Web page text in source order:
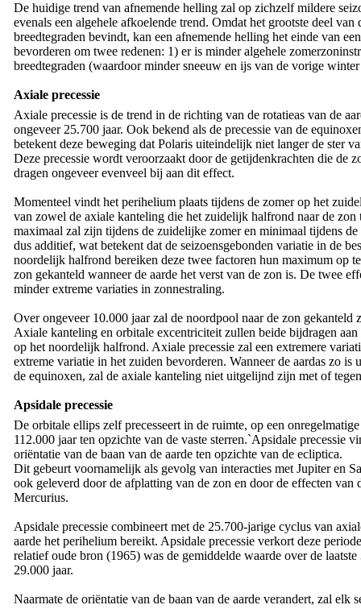
De huidige trend van afnemende helling zal op zichzelf mildere
evenals een algehele afkoelende trend. Omdat het grootste deel
breedtegraden bevindt, kan een afnemende helling het einde van
bevorderen om twee redenen: 1) er is minder algehele
breedtegraden (waardoor minder sneeuw en ijs van de vorige
Axiale precessie
Axiale precessie is de trend in de richting van de rotatieas van de
ongeveer 25.700 jaar. Ook bekend als de precessie van de
betekent deze beweging dat Polaris uiteindelijk niet langer de ster
Deze precessie wordt veroorzaakt door de getijdenkrachten die de
dragen ongeveer evenveel bij aan dit effect.
Momenteel vindt het perihelium plaats tijdens de zomer op het
van zowel de axiale kanteling die het zuidelijk halfrond naar de
maximaal zal zijn tijdens de zuidelijke zomer en minimaal tijdens
dus additief, wat betekent dat de seizoensgebonden variatie in de
noordelijk halfrond bereiken deze twee factoren hun maximum op
zon gekanteld wanneer de aarde het verst van de zon is. De twee
minder extreme variaties in zonnestraling.
Over ongeveer 10.000 jaar zal de noordpool naar de zon
Axiale kanteling en orbitale excentriciteit zullen beide bijdragen
op het noordelijk halfrond. Axiale precessie zal een extremere
extreme variatie in het zuiden bevorderen. Wanneer de aardas zo
de equinoxen, zal de axiale kanteling niet uitgelijnd zijn met of
Apsidale precessie
De orbitale ellips zelf precesseert in de ruimte, op een
112.000 jaar ten opzichte van de vaste sterren.`Apsidale precessie
oriëntatie van de baan van de aarde ten opzichte van de ecliptica.
Dit gebeurt voornamelijk als gevolg van interacties met Jupiter en
ook geleverd door de afplatting van de zon en door de effecten
Mercurius.
Apsidale precessie combineert met de 25.700-jarige cyclus van
aarde het perihelium bereikt. Apsidale precessie verkort deze
relatief oude bron (1965) was de gemiddelde waarde over de
29.000 jaar.
Naarmate de oriëntatie van de baan van de aarde verandert, zal elk